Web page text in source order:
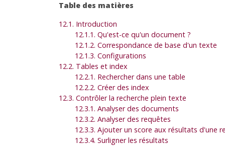
Table des matières
12.1. Introduction
12.1.1. Qu'est-ce qu'un document ?
12.1.2. Correspondance de base d'un texte
12.1.3. Configurations
12.2. Tables et index
12.2.1. Rechercher dans une table
12.2.2. Créer des index
12.3. Contrôler la recherche plein texte
12.3.1. Analyser des documents
12.3.2. Analyser des requêtes
12.3.3. Ajouter un score aux résultats d'une
12.3.4. Surligner les résultats